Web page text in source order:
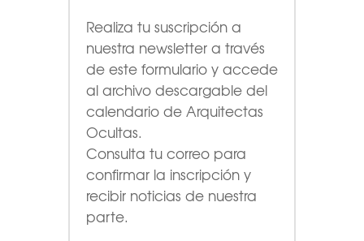
Realiza tu suscripción a
nuestra newsletter a través
de este formulario y accede
al archivo descargable del
calendario de Arquitectas
Ocultas.
Consulta tu correo para
confirmar la inscripción y
recibir noticias de nuestra
parte.